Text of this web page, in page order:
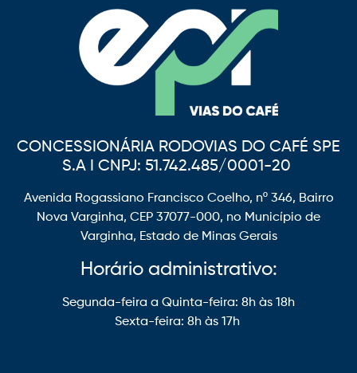
CONCESSIONÁRIA RODOVIAS DO CAFÉ SPE
S.A I CNPJ: 51.742.485/0001-20
Avenida Rogassiano Francisco Coelho, nº 346, Bairro
Nova Varginha, CEP 37077-000, no Município de
Varginha, Estado de Minas Gerais
Horário administrativo:
Segunda-feira a Quinta-feira: 8h às 18h
Sexta-feira: 8h às 17h